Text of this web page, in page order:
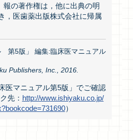
報の著作権は，他に出典の明
，医歯薬出版株式会社に帰属
第5版」 編集:臨床医マニュアル
Publishers, Inc., 2016.
医マニュアル第5版」でご確認
先： http://www.ishiyaku.co.jp/
）